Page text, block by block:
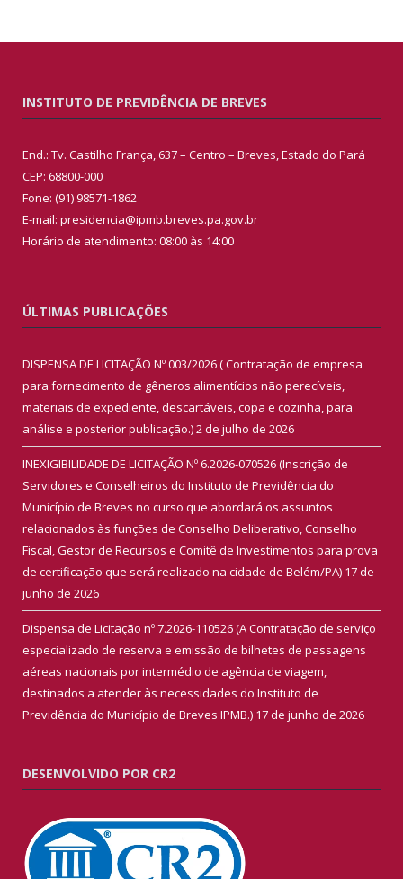
INSTITUTO DE PREVIDÊNCIA DE BREVES
End.: Tv. Castilho França, 637 – Centro – Breves, Estado do Pará
CEP: 68800-000
Fone: (91) 98571-1862
E-mail: presidencia@ipmb.breves.pa.gov.br
Horário de atendimento: 08:00 às 14:00
ÚLTIMAS PUBLICAÇÕES
DISPENSA DE LICITAÇÃO Nº 003/2026 ( Contratação de empresa
para fornecimento de gêneros alimentícios não perecíveis,
materiais de expediente, descartáveis, copa e cozinha, para
análise e posterior publicação.)2 de julho de 2026
INEXIGIBILIDADE DE LICITAÇÃO Nº 6.2026-070526 (Inscrição de
Servidores e Conselheiros do Instituto de Previdência do
Município de Breves no curso que abordará os assuntos
relacionados às funções de Conselho Deliberativo, Conselho
Fiscal, Gestor de Recursos e Comitê de Investimentos para prova
de certificação que será realizado na cidade de Belém/PA) 17 de
junho de 2026
Dispensa de Licitação nº 7.2026-110526 (A Contratação de serviço
especializado de reserva e emissão de bilhetes de passagens
aéreas nacionais por intermédio de agência de viagem,
destinados a atender às necessidades do Instituto de
Previdência do Município de Breves IPMB.) 17 de junho de 2026
DESENVOLVIDO POR CR2